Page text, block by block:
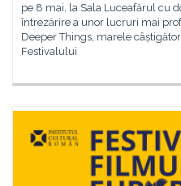
pe 8 mai, la Sala Luceafărul cu
întrezărire a unor lucruri mai
Deeper Things, marele
Festivalului